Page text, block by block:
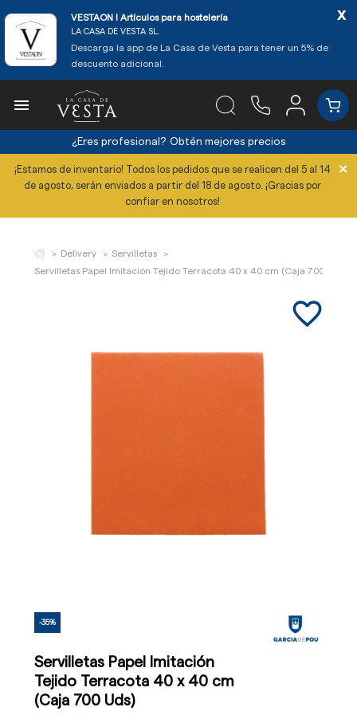
VESTAON l Artículos para hostelería
LA CASA DE VESTA SL.
Descarga la app de La Casa de Vesta para tener un 5% de
descuento adicional.
x

¿Eres profesional? Obtén mejores precios
¡Estamos de inventario! Todos los pedidos que se realicen del 5 al 14
de agosto, serán enviados a partir del 18 de agosto. ¡Gracias por
confiar en nosotros!
×
Delivery
Servilletas
Servilletas Papel Imitación Tejido Terracota 40 x 40 cm (Caja 700 Uds)
favorite_border
-35%
Servilletas Papel Imitación
Tejido Terracota 40 x 40 cm
(Caja 700 Uds)